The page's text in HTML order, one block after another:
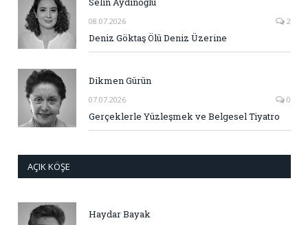
08.07.2026 2
Deniz Göktaş Ölü Deniz Üzerine
Dikmen Gürün
07.07.2026 0
Gerçeklerle Yüzleşmek ve Belgesel Tiyatro
AÇIK KÖŞE
Haydar Bayak